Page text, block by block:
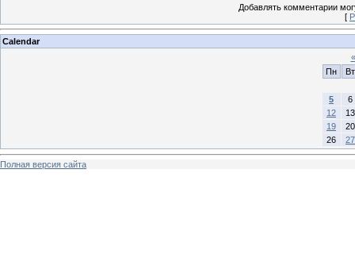
Добавлять комментарии
[
Calendar
«
Пн
Вт
5
6
12
13
19
20
26
27
Полная версия сайта